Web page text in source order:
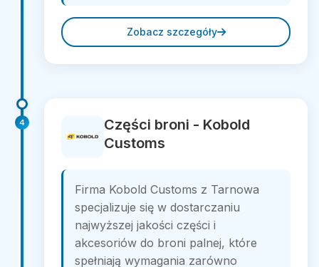
Zobacz szczegóły
4
Części broni - Kobold
Customs
Firma Kobold Customs z Tarnowa
specjalizuje się w dostarczaniu
najwyższej jakości części i
akcesoriów do broni palnej, które
spełniają wymagania zarówno